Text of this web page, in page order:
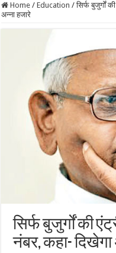
Home / Education / सिर्फ बुजुर्गों
अन्ना हजारे
सिर्फ बुजुर्गों की
नंबर, कहा-